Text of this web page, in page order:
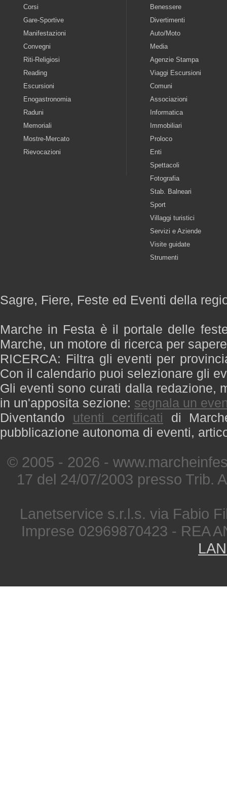
Corsi
Gare-Sportive
Manifestazioni
Convegni
Riti-Religiosi
Reading
Escursioni
Enogastronomia
Raduni
Memoriali
Mostre-Mercato
Rievocazioni
Benessere
Divertimenti
Auto/Moto
Media
Agenzie Stampa
Viaggi Escursioni
Comuni
Associazioni
Informatica
Immobiliari
Proloco
Enti
Spettacoli
Fotografia
Stab. Balneari
Sport
Villaggi turistici
Servizi e Aziende
Visite guidate
Strumenti
Sagre, Fiere, Feste ed Eventi della
Marche in Festa è il portale delle
Marche, un motore di ricerca per
RICERCA: Filtra gli eventi per
Con il calendario puoi selezionare gli
Gli eventi sono curati dalla redazione,
in un'apposita sezione: segnala un
Diventando utenti certificati di
pubblicazione autonoma di eventi,
© 2005 - 2026 -
17 del 24/07/2003 presso Trib.
Lanetservice s.r.l.s. via Fabio
Imprese 02969870423 - REA